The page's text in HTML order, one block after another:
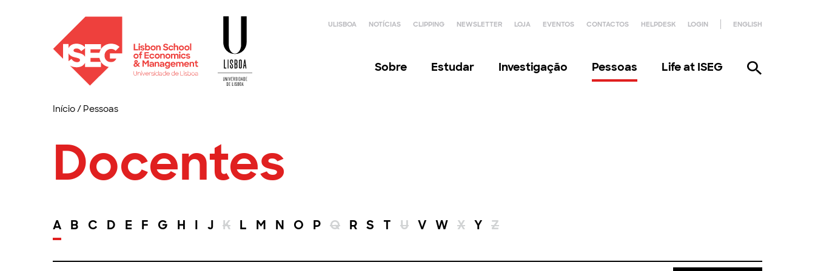
ULISBOA NOTÍCIAS CLIPPING NEWSLETTER LOJA EVENTOS CONTACTOS HELPDESK LOGIN ENGLISH
Sobre Estudar Investigação Pessoas Life at ISEG
Início/ Pessoas
Docentes
A B C D E F G H I J K L M N O P Q R S T U V W X Y Z